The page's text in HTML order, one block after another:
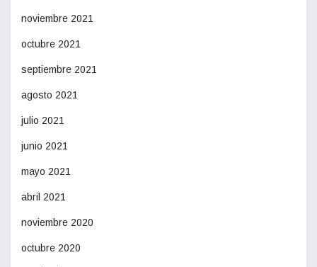
noviembre 2021
octubre 2021
septiembre 2021
agosto 2021
julio 2021
junio 2021
mayo 2021
abril 2021
noviembre 2020
octubre 2020